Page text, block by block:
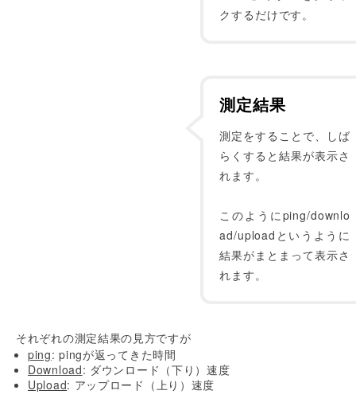
クするだけです。
測定結果
測定をすることで、しば
らくすると結果が表示さ
れます。
このようにping/downlo
ad/uploadというように
結果がまとまって表示さ
れます。
それぞれの測定結果の見方ですが
ping: pingが返ってきた時間
Download: ダウンロード（下り）速度
Upload: アップロード（上り）速度